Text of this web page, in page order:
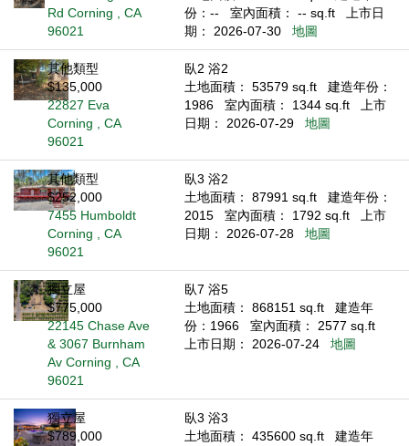
Rd Corning , CA
96021
份：--
室內面積： -- sq.ft
上市日
期： 2026-07-30
地圖
其他類型
$135,000
22827 Eva
Corning , CA
96021
臥2 浴2
土地面積： 53579 sq.ft
建造年份：
1986
室內面積： 1344 sq.ft
上市
日期： 2026-07-29
地圖
其他類型
$252,000
7455 Humboldt
Corning , CA
96021
臥3 浴2
土地面積： 87991 sq.ft
建造年份：
2015
室內面積： 1792 sq.ft
上市
日期： 2026-07-28
地圖
獨立屋
$775,000
22145 Chase Ave
& 3067 Burnham
Av Corning , CA
96021
臥7 浴5
土地面積： 868151 sq.ft
建造年
份：1966
室內面積： 2577 sq.ft
上市日期： 2026-07-24
地圖
獨立屋
$789,000
臥3 浴3
土地面積： 435600 sq.ft
建造年